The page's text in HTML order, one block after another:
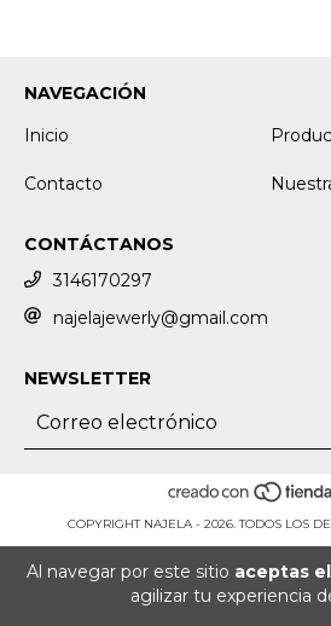
Al navegar por este sitio aceptas
agilizar tu experiencia
NAVEGACIÓN
Inicio
Contacto
CONTÁCTANOS
3146170297
najelajewerly@gmail.com
NEWSLETTER
COPYRIGHT NAJELA - 2026. TODOS LOS